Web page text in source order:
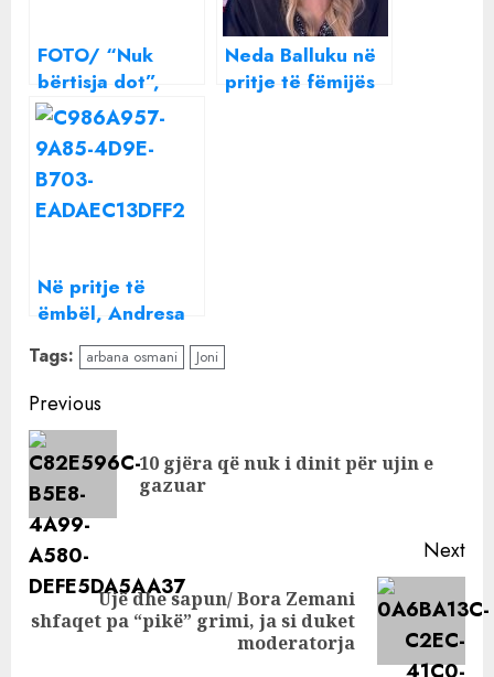
FOTO/ “Nuk
bërtisja dot”,
Arbana Osmani
zbulon si e mësoi
gjininë e fëmijës
së tretë
Neda Balluku në
pritje të fëmijës
Në pritje të
ëmbël, Andresa
zbulon gjininë e
bebit që po pret
Tags: arbana osmani Joni
Continue
Reading
Previous
10 gjëra që nuk i dinit për ujin e
gazuar
Next
Next
Ujë dhe sapun/ Bora Zemani
shfaqet pa “pikë” grimi, ja si duket
moderatorja